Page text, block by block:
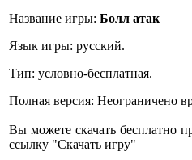
Название игры: Болл атак
Язык игры: русский.
Тип: условно-бесплатная.
Полная версия: Неограничено
Вы можете скачать бесплатно
ссылку "Скачать игру"